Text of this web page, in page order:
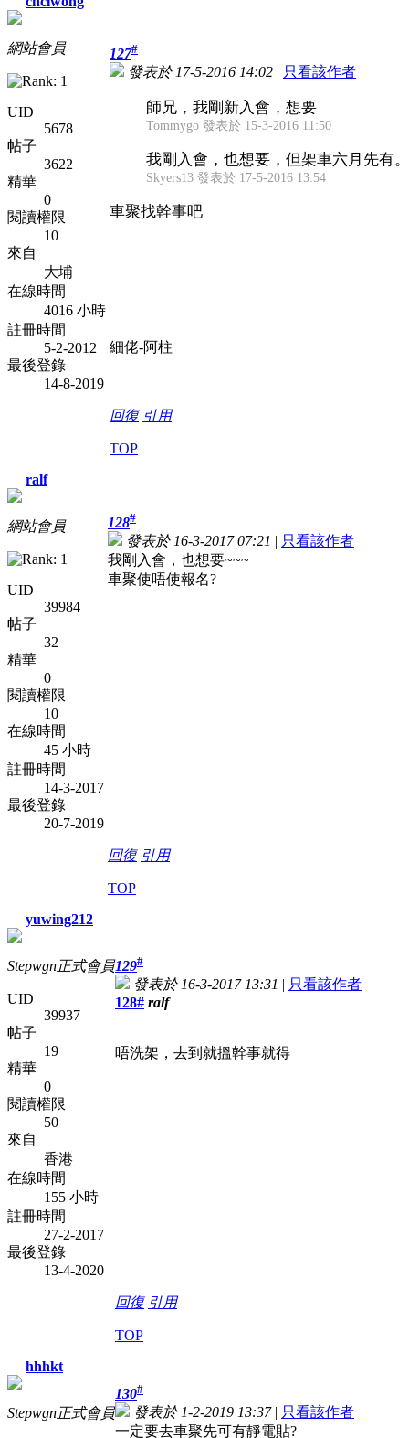
網站會員
UID
5678
帖子
3622
精華
0
閱讀權限
10
來自
大埔
在線時間
4016 小時
註冊時間
5-2-2012
最後登錄
14-8-2019
127#
發表於 17-5-2016 14:02 | 只看該作者
師兄，我剛新入會，想要
Tommygo 發表於 15-3-2016 11:50
我剛入會，也想要，但架車六月先有。
Skyers13 發表於 17-5-2016 13:54
車聚找幹事吧
細佬-阿柱
回復 引用
TOP
ralf
網站會員
UID
39984
帖子
32
精華
0
閱讀權限
10
在線時間
45 小時
註冊時間
14-3-2017
最後登錄
20-7-2019
128#
發表於 16-3-2017 07:21 | 只看該作者
我剛入會，也想要~~~
車聚使唔使報名?
回復 引用
TOP
yuwing212
Stepwgn正式會員
UID
39937
帖子
19
精華
0
閱讀權限
50
來自
香港
在線時間
155 小時
註冊時間
27-2-2017
最後登錄
13-4-2020
129#
發表於 16-3-2017 13:31 | 只看該作者
128# ralf
唔洗架，去到就搵幹事就得
回復 引用
TOP
hhhkt
Stepwgn正式會員
130#
發表於 1-2-2019 13:37| 只看該作者
一定要去車聚先可有靜電貼?